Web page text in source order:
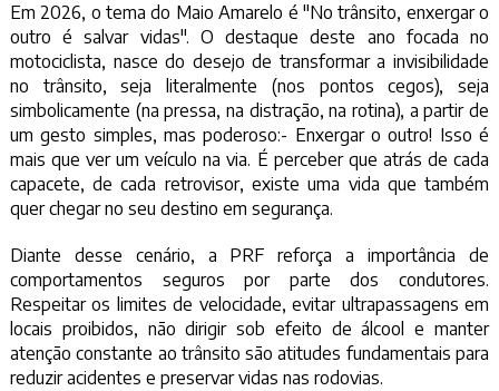
Em 2026, o tema do Maio Amarelo é "No trânsito, enxergar o
outro é salvar vidas". O destaque deste ano focada no
motociclista, nasce do desejo de transformar a invisibilidade
no trânsito, seja literalmente (nos pontos cegos), seja
simbolicamente (na pressa, na distração, na rotina), a partir de
um gesto simples, mas poderoso:- Enxergar o outro! Isso é
mais que ver um veículo na via. É perceber que atrás de cada
capacete, de cada retrovisor, existe uma vida que também
quer chegar no seu destino em segurança.
Diante desse cenário, a PRF reforça a importância de
comportamentos seguros por parte dos condutores.
Respeitar os limites de velocidade, evitar ultrapassagens em
locais proibidos, não dirigir sob efeito de álcool e manter
atenção constante ao trânsito são atitudes fundamentais para
reduzir acidentes e preservar vidas nas rodovias.